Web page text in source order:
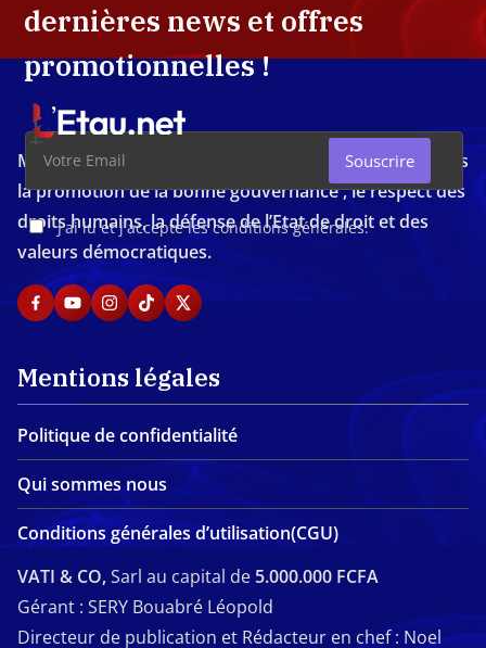
dernières news et offres
promotionnelles !
J'ai lu et j'accepte les conditions générales.
Souscrire
Média d'investigation ivoirien résolument engagé dans
la promotion de la bonne gouvernance , le respect des
droits humains, la défense de l’Etat de droit et des
valeurs démocratiques.
Mentions légales
Politique de confidentialité
Qui sommes nous
Conditions générales d’utilisation(CGU)
VATI & CO,Sarl au capital de 5.000.000 FCFA
Gérant : SERY Bouabré Léopold
Directeur de publication et Rédacteur en chef : Noel